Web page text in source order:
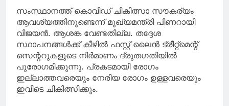
സംസ്ഥാനത്ത് കൊവിഡ് ചികിത്സാ സൗകര്യം
ആവശ്യത്തിനുണ്ടെന്ന് മുഖ്യമന്ത്രി പിണറായി
വിജയൻ. ആശങ്ക വേണ്ടതില്ല. തദ്ദേശ
സ്ഥാപനങ്ങൾക്ക് കീഴിൽ ഫസ്റ്റ് ലൈൻ ട്രീറ്റ്‌മെന്റ്
സെന്ററുകളുടെ നിർമാണം ദ്രുതഗതിയിൽ
പുരോഗമിക്കുന്നു. പ്രകടമായി രോഗം
ഇല്ലാത്തവരെയും നേരിയ രോഗം ഉള്ളവരെയും
ഇവിടെ ചികിത്സിക്കും.